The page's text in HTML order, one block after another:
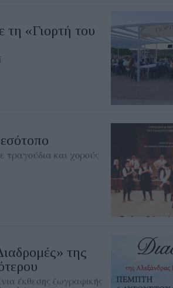
«Γιορτή του
τραγούδια και χορούς
της
έκθεσης ζωγραφικής